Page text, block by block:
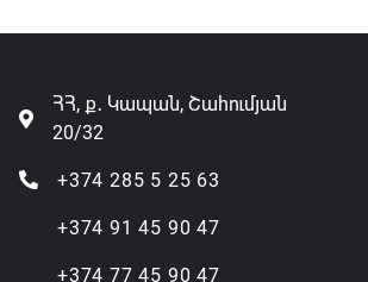
ՀՀ, ք․ Կապան, Շահումյան
20/32
+374 285 5 25 63
+374 91 45 90 47
+374 77 45 90 47